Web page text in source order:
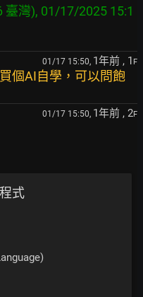
臺灣), 01/17/2025 15:1
01/17 15:50, 1年前 , 1 F
個AI自學，可以問飽
01/17 15:50, 1年前 , 2F
程式